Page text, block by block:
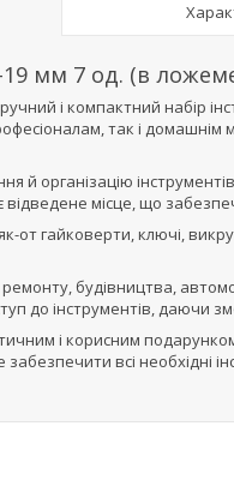
мм 7 од. (в
і компактний набір
так і
й організацію
місце, що
от гайковерти, ключі,
будівництва,
до інструментів, даючи
і корисним
всі необхідні